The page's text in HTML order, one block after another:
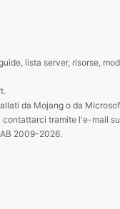
lista server, risorse,
da Mojang o da
tramite l'e-mail
2009-2026.